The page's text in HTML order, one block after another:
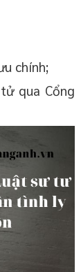
chính;
qua Cổng